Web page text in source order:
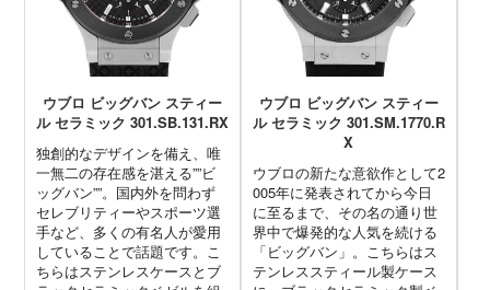
ウブロ ビッグバン スティー
ル セラミック 301.SB.131.RX
独創的なデザインを備え、唯
一無二の存在感を湛える””ビ
ッグバン””。国内外を問わず
セレブリティーやスポーツ選
手など、多くの有名人が愛用
していることで話題です。こ
ちらはステンレスケースとブ
ウブロ ビッグバン スティー
ル セラミック 301.SM.1770.R
X
ウブロの新たな意欲作として2
005年に発表されてから今日
に至るまで、その名の通り世
界中で爆発的な人気を続ける
「ビッグバン」。こちらはス
テンレススティール製ケース